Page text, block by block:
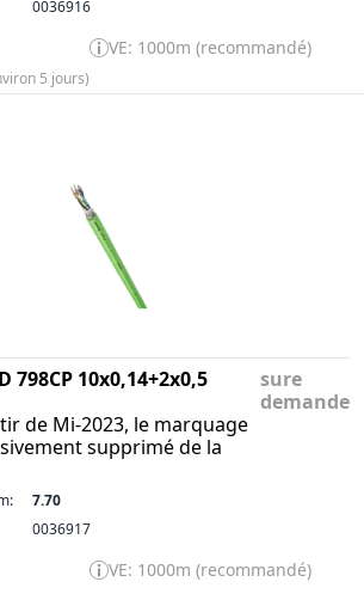
0036916
VE: 1000m (recommandé)
5 jours)
798CP 10x0,14+2x0,5
de Mi-2023, le marquage
supprimé de la
sure
demande
7.70
0036917
VE: 1000m (recommandé)